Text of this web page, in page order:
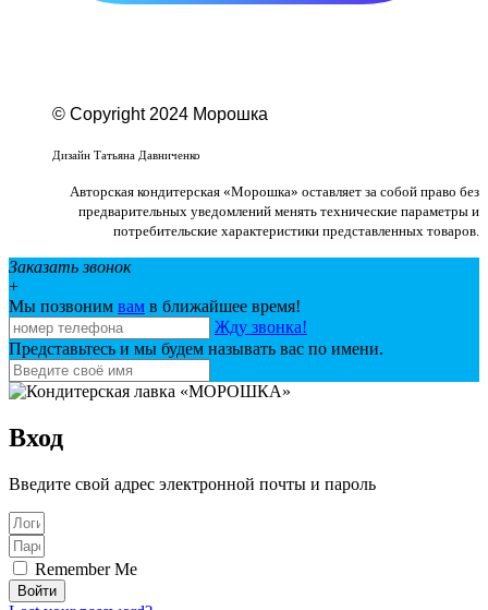
© Copyright 2024 Морошка
Дизайн Татьяна Давниченко
Авторская кондитерская «Морошка» оставляет за собой право без
предварительных уведомлений менять технические параметры и
потребительские характеристики представленных товаров.
Заказать звонок
+
Мы позвоним вам в ближайшее время!
Жду звонка!
Представьтесь и мы будем называть вас по имени.
Вход
Введите свой адрес электронной почты и пароль
Remember Me
Войти